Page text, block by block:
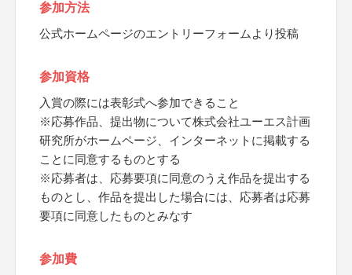
参加方法
公式ホームページのエントリーフォームより投稿
参加資格
入賞の際には表彰式へ参加できること
※応募作品、提出物について株式会社ユーエス計画
研究所がホームページ、インターネットに掲載する
ことに同意するものとする
※応募者は、応募要項に同意のうえ作品を提出する
ものとし、作品を提出した場合には、応募者は応募
要項に同意したものとみなす
参加費